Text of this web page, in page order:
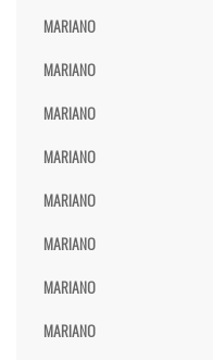
MARIANO
MARIANO
MARIANO
MARIANO
MARIANO
MARIANO
MARIANO
MARIANO